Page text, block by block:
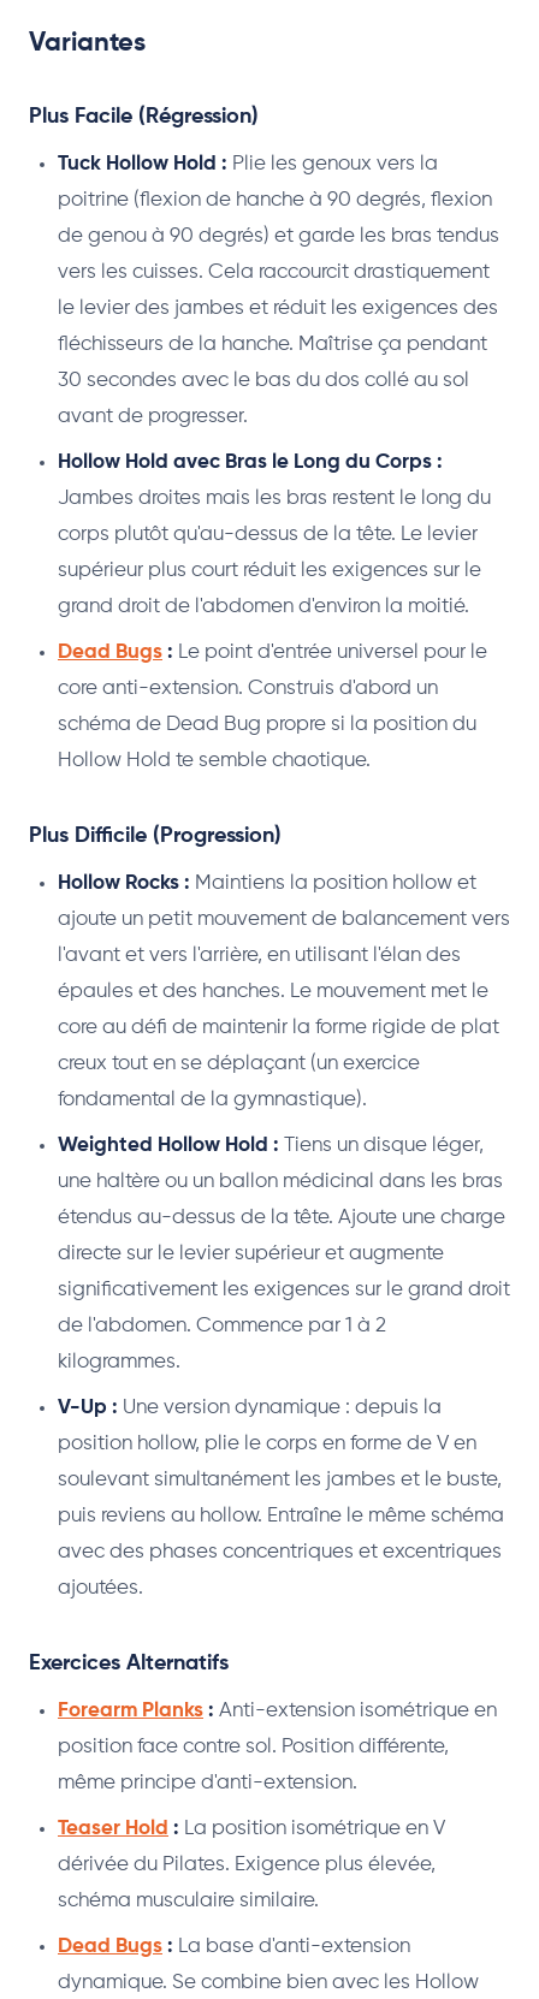
Variantes
Plus Facile (Régression)
Tuck Hollow Hold : Plie les genoux vers la
poitrine (flexion de hanche à 90 degrés, flexion
de genou à 90 degrés) et garde les bras tendus
vers les cuisses. Cela raccourcit drastiquement
le levier des jambes et réduit les exigences des
fléchisseurs de la hanche. Maîtrise ça pendant
30 secondes avec le bas du dos collé au sol
avant de progresser.
Hollow Hold avec Bras le Long du Corps :
Jambes droites mais les bras restent le long du
corps plutôt qu'au-dessus de la tête. Le levier
supérieur plus court réduit les exigences sur le
grand droit de l'abdomen d'environ la moitié.
Dead Bugs : Le point d'entrée universel pour le
core anti-extension. Construis d'abord un
schéma de Dead Bug propre si la position du
Hollow Hold te semble chaotique.
Plus Difficile (Progression)
Hollow Rocks : Maintiens la position hollow et
ajoute un petit mouvement de balancement vers
l'avant et vers l'arrière, en utilisant l'élan des
épaules et des hanches. Le mouvement met le
core au défi de maintenir la forme rigide de plat
creux tout en se déplaçant (un exercice
fondamental de la gymnastique).
Weighted Hollow Hold : Tiens un disque léger,
une haltère ou un ballon médicinal dans les bras
étendus au-dessus de la tête. Ajoute une charge
directe sur le levier supérieur et augmente
significativement les exigences sur le grand droit
de l'abdomen. Commence par 1 à 2
kilogrammes.
V-Up : Une version dynamique : depuis la
position hollow, plie le corps en forme de V en
soulevant simultanément les jambes et le buste,
puis reviens au hollow. Entraîne le même schéma
avec des phases concentriques et excentriques
ajoutées.
Exercices Alternatifs
Forearm Planks : Anti-extension isométrique en
position face contre sol. Position différente,
même principe d'anti-extension.
Teaser Hold : La position isométrique en V
dérivée du Pilates. Exigence plus élevée,
schéma musculaire similaire.
Dead Bugs : La base d'anti-extension
dynamique. Se combine bien avec les Hollow